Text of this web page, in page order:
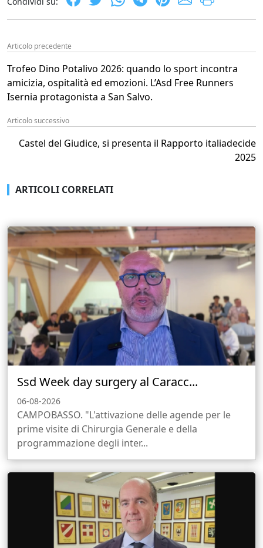
Articolo precedente
Trofeo Dino Potalivo 2026: quando lo sport incontra
amicizia, ospitalità ed emozioni. L’Asd Free Runners
Isernia protagonista a San Salvo.
Articolo successivo
Castel del Giudice, si presenta il Rapporto italiadecide
2025
ARTICOLI CORRELATI
Ssd Week day surgery al Caracc...
06-08-2026
CAMPOBASSO. "L'attivazione delle agende per le
prime visite di Chirurgia Generale e della
programmazione degli inter...